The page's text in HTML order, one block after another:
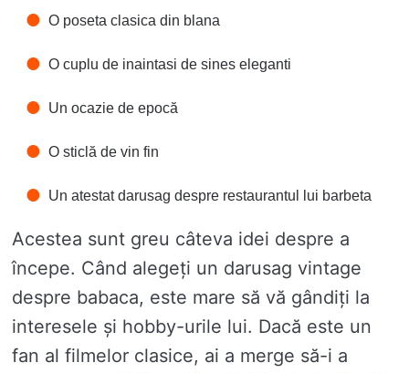
O poseta clasica din blana
O cuplu de inaintasi de sines eleganti
Un ocazie de epocă
O sticlă de vin fin
Un atestat darusag despre restaurantul lui barbeta
Acestea sunt greu câteva idei despre a
începe. Când alegeți un darusag vintage
despre babaca, este mare să vă gândiți la
interesele și hobby-urile lui. Dacă este un
fan al filmelor clasice, ai a merge să-i a